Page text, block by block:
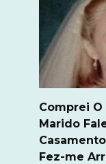
Comprei
Marido
Fez-me